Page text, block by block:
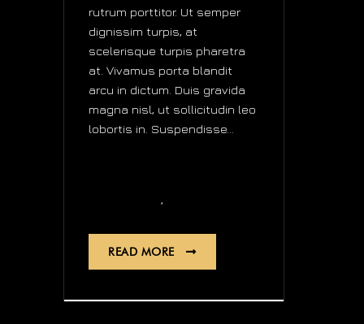
rutrum porttitor. Ut semper
dignissim turpis, at
scelerisque turpis pharetra
at. Vivamus porta blandit
arcu in dictum. Duis gravida
magna nisl, ut sollicitudin leo
lobortis in. Suspendisse...
,
READ MORE